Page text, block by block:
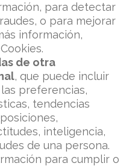
para detectar
o para mejorar
información,
de otra
, que puede incluir
preferencias,
tendencias
inteligencia,
de una persona.
para cumplir o